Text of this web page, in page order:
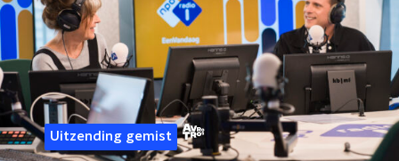
Uitzending gemist